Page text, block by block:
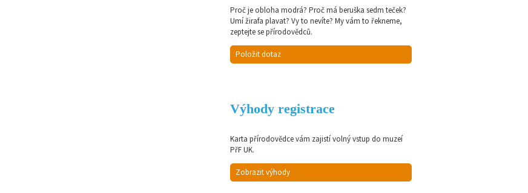
Proč je obloha modrá? Proč má beruška sedm teček?
Umí žirafa plavat? Vy to nevíte? My vám to řekneme,
zeptejte se přírodovědců.
Položit dotaz
Výhody registrace
Karta přírodovědce vám zajistí volný vstup do muzeí
PřF UK.
Zobrazit výhody